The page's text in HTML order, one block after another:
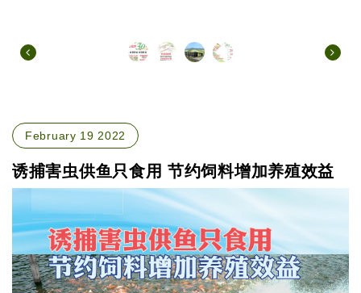
February 19 2022
诱捕害虫供鱼只食用 节约饲料增加养殖效益